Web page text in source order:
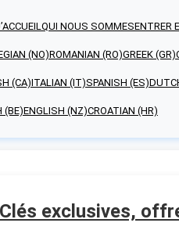
QUI NOUS SOMMESENTRER
(NO)ROMANIAN (RO)GREEK (GR)
(CA)ITALIAN (IT)SPANISH (ES)
(BE)ENGLISH (NZ)CROATIAN (HR)
Clés exclusives,